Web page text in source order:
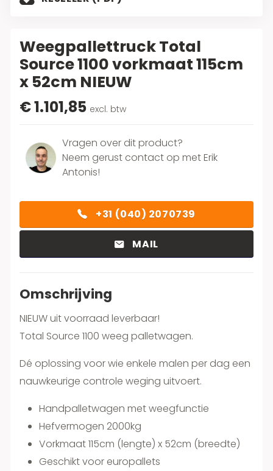
Weegpallettruck Total
Source 1100 vorkmaat 115cm
x 52cm NIEUW
€ 1.101,85 excl. btw
Vragen over dit product?
Neem gerust contact op met Erik
Antonis!
+31 (040) 2070739
MAIL
Omschrijving
NIEUW uit voorraad leverbaar!
Total Source 1100 weeg palletwagen.
Dé oplossing voor wie enkele malen per dag een
nauwkeurige controle weging uitvoert.
Handpalletwagen met weegfunctie
Hefvermogen 2000kg
Vorkmaat 115cm (lengte) x 52cm (breedte)
Geschikt voor europallets